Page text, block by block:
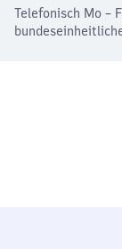
Telefonisch Mo –